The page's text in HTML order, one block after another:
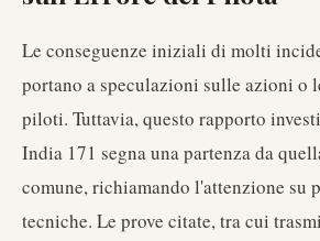
Le conseguenze iniziali di molti
portano a speculazioni sulle azioni o
piloti. Tuttavia, questo rapporto
India 171 segna una partenza da
comune, richiamando l'attenzione su
tecniche. Le prove citate, tra cui